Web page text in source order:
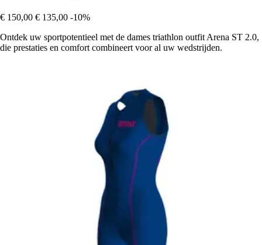
€ 150,00 € 135,00 -10%
Ontdek uw sportpotentieel met de dames triathlon outfit Arena ST 2.0,
die prestaties en comfort combineert voor al uw wedstrijden.